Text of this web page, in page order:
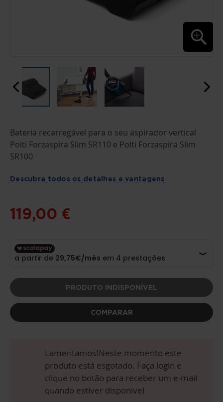
PARA
O
INÍCIO
DA
IMAGENS
Bateria recarregável para o seu aspirador vertical
Polti Forzaspira Slim SR110 e Polti Forzaspira Slim
SR100
Descubra todos os detalhes e vantagens
119,00 €
PRODUTO INDISPONÍVEL
COMPARAR
Lamentamos!Neste momento este
produto está esgotado. Faça login e
clique no botão para receber um e-mail
quando estiver disponível